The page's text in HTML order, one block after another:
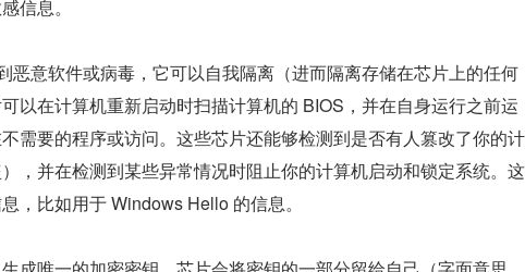
信息。
恶意软件或病毒，它可以自我隔离（进而隔离存储在芯片上的任何
以在计算机重新启动时扫描计算机的 BIOS，并在自身运行之前运
需要的程序或访问。这些芯片还能够检测到是否有人篡改了你的计
，并在检测到某些异常情况时阻止你的计算机启动和锁定系统。这
，比如用于 Windows Hello 的信息。